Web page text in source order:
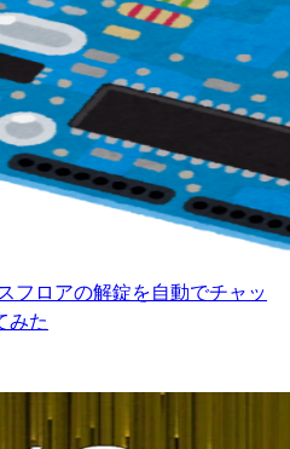
フロアの解錠を自動でチャッ
みた